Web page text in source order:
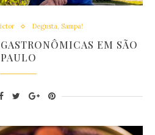
Degusta, Sampa!
EM SÃO
PAULO